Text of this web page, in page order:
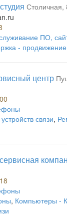
Столичная,
ПО,
-
центр
связи,
, Компьютеры -